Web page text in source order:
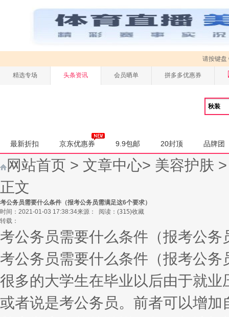
请按键盘
精选专场 头条资讯 会员晒单 拼多多优惠券
最新折扣 京东优惠券 9.9包邮 20封顶 品牌团
网站首页 > 文章中心> 美容护肤
正文
考公务员需要什么条件（报考公务员需满足这6个要求）
时间：2021-01-03 17:38:34来源： 阅读： (315)收藏
转载：
考公务员需要什么条件（报考公务
考公务员需要什么条件（报考公务
很多的大学生在毕业以后由于就
或者说是考公务员。前者可以增加